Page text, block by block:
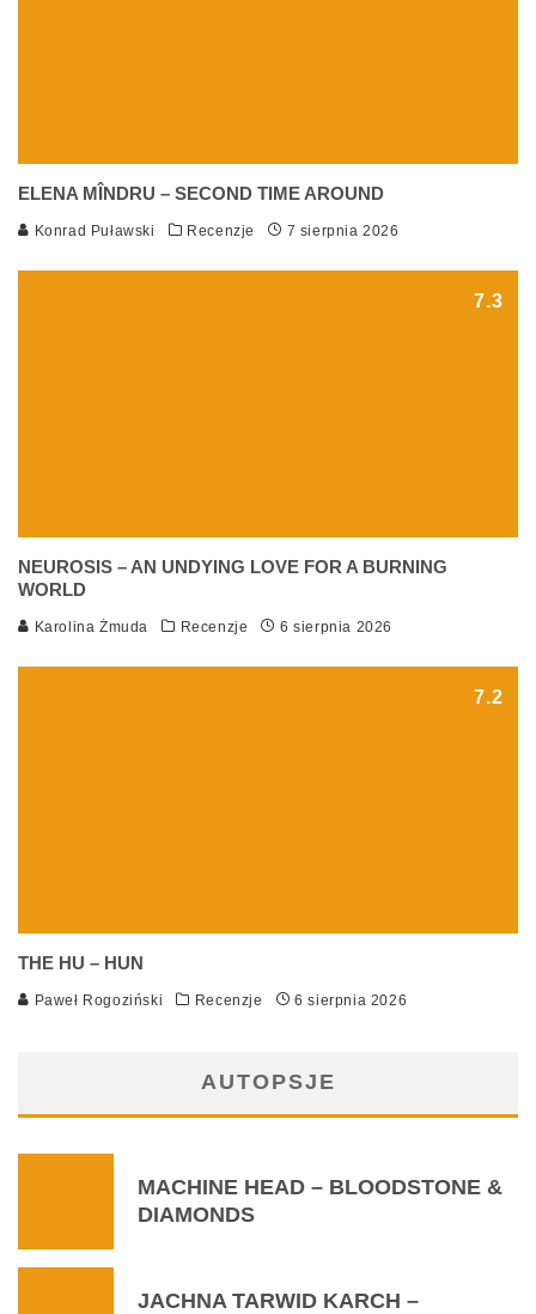
ELENA MÎNDRU – SECOND TIME AROUND
Konrad Puławski Recenzje 7 sierpnia 2026
7.3
NEUROSIS – AN UNDYING LOVE FOR A BURNING
WORLD
Karolina Żmuda Recenzje 6 sierpnia 2026
7.2
THE HU – HUN
Paweł Rogoziński Recenzje 6 sierpnia 2026
AUTOPSJE
MACHINE HEAD – BLOODSTONE &
DIAMONDS
JACHNA TARWID KARCH –